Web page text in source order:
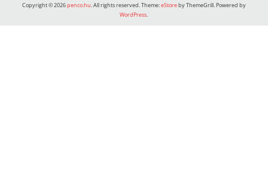
Copyright © 2026penco.hu. All rights reserved. Theme:eStoreby ThemeGrill. Powered by
WordPress.